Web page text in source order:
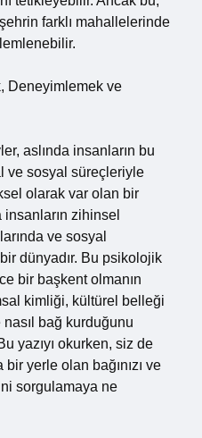
farklı mahallelerinde
Deneyimlemek ve
aslında insanların bu
ve sosyal süreçleriyle
olarak var olan bir
zihinsel
ve sosyal
dünyadır. Bu psikolojik
bir başkent olmanın
kimliği, kültürel belleği
bağ kurduğunu
yazıyı okurken, siz de
yerle olan bağınızı ve
sorgulamaya ne